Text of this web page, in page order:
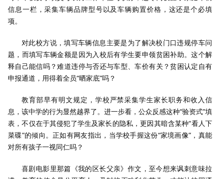
信息一栏，采集车辆品牌型号以及车辆购置价格，这还是个必填
项。
对此校方说，填写车辆信息主要是为了解决校门口违规停车问
题，而填写车辆金额是因为入校后有学生要申领贫困补助。这个解
释自己能信吗？难道违停与否还与车型、车价有关？贫困认定自有
申报通道，用得着全员“晒家底”吗？
教育部早有明文规定，学校严禁采集学生家长职务和收入信
息，该中学的行为显然越界了。进一步看，公众反感这种“验资式”填
表，不仅在于其侵犯了学生及家长的隐私，更因其暗含某种“看人下
菜碟”的倾向。正如有网友指出，当学校手握这份“家境画像”，真能
对所有孩子一视同仁吗？
喜剧电影里那篇《我的区长父亲》作文，至今想来讽刺意味拉